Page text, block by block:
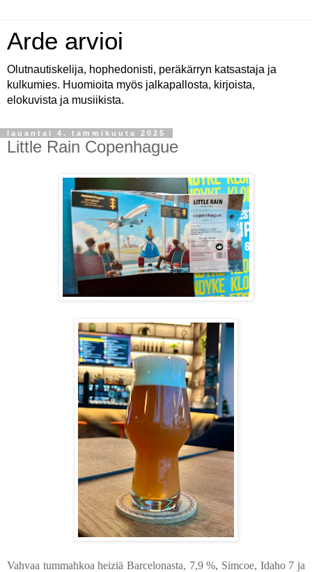
Arde arvioi
Olutnautiskelija, hophedonisti, peräkärryn katsastaja ja
kulkumies. Huomioita myös jalkapallosta, kirjoista,
elokuvista ja musiikista.
lauantai 4. tammikuuta 2025
Little Rain Copenhague
Vahvaa tummahkoa heiziä Barcelonasta, 7,9 %, Simcoe, Idaho 7 ja